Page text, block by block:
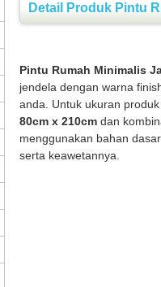
Detail Produk Pintu
Pintu Rumah Minimalis
jendela dengan warna
anda. Untuk ukuran produk
80cm x 210cm dan
menggunakan bahan
serta keawetannya.